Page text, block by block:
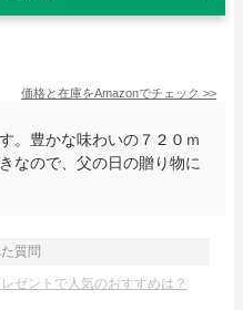
価格と在庫をAmazonでチェック >>
。豊かな味わいの７２０ｍ
なので、父の日の贈り物に
質問
ゼントで人気のおすすめは？